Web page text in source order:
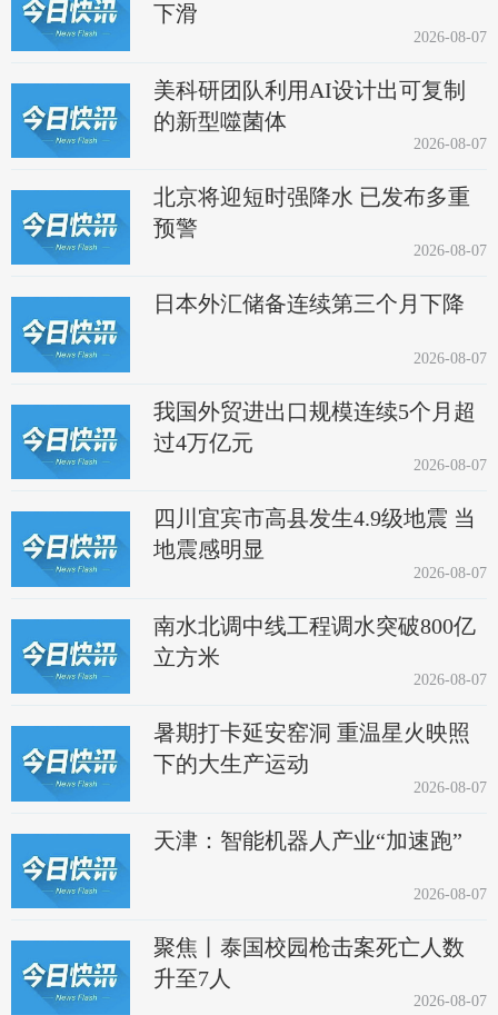
下滑
2026-08-07
美科研团队利用AI设计出可复制
的新型噬菌体
2026-08-07
北京将迎短时强降水 已发布多重
预警
2026-08-07
日本外汇储备连续第三个月下降
2026-08-07
我国外贸进出口规模连续5个月超
过4万亿元
2026-08-07
四川宜宾市高县发生4.9级地震 当
地震感明显
2026-08-07
南水北调中线工程调水突破800亿
立方米
2026-08-07
暑期打卡延安窑洞 重温星火映照
下的大生产运动
2026-08-07
天津：智能机器人产业“加速跑”
2026-08-07
聚焦丨泰国校园枪击案死亡人数
升至7人
2026-08-07